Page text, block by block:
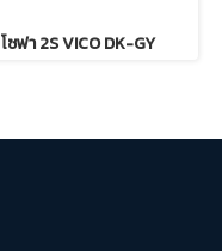
โซฟา 2S VICO DK-GY